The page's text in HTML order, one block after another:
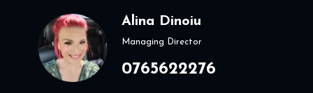
Alina Dinoiu
Managing Director
0765622276